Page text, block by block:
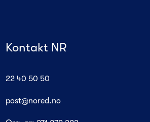
Kontakt NR
22 40 50 50
post@nored.no